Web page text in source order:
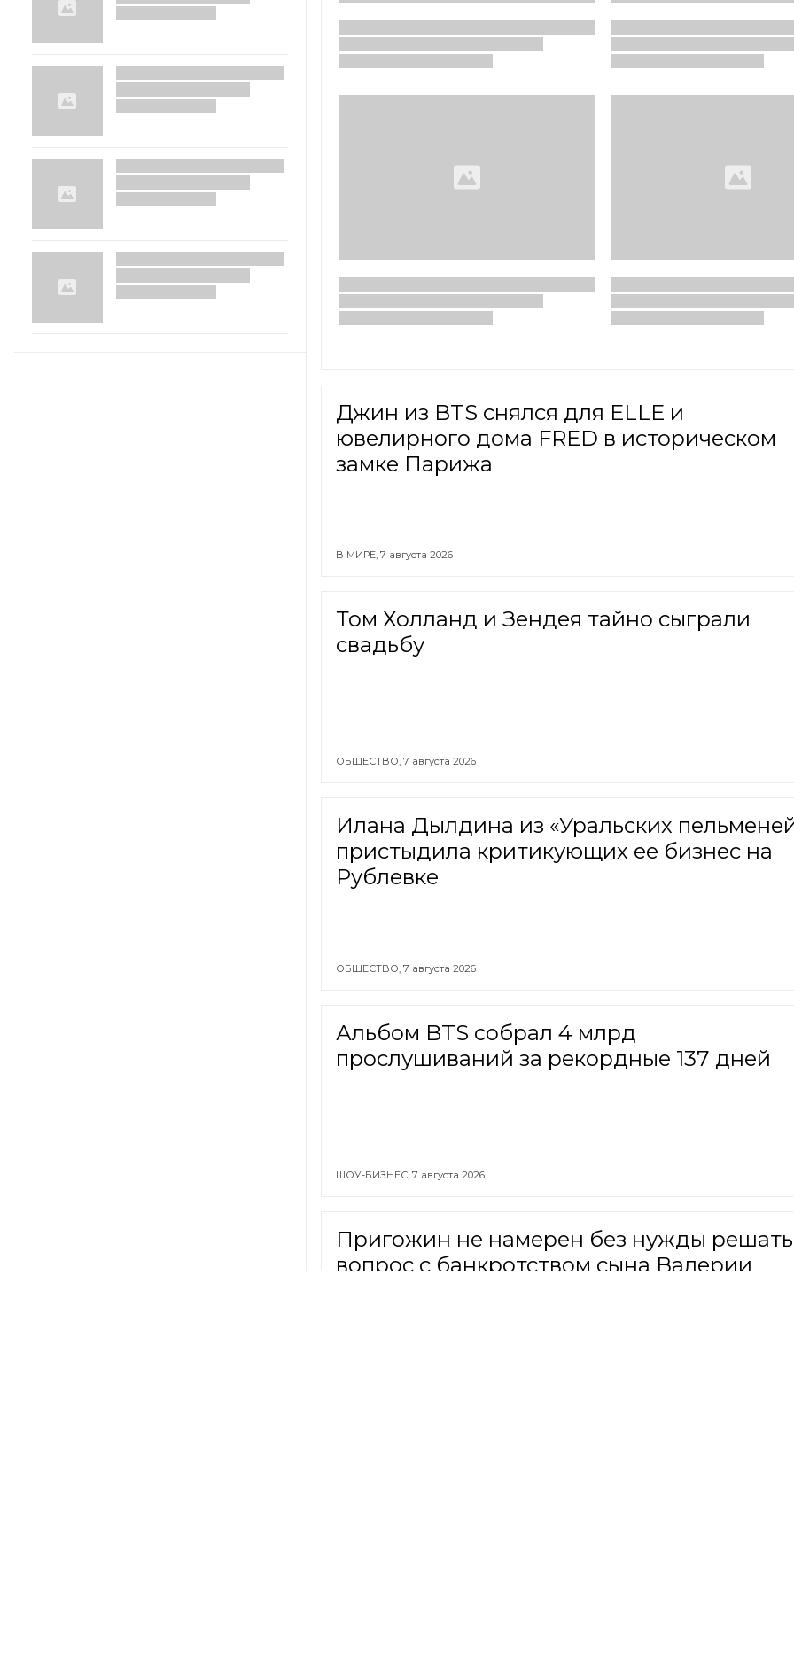
Джин из BTS снялся для ELLE и
ювелирного дома FRED в историческом
замке Парижа
В МИРЕ, 7 августа 2026
Том Холланд и Зендея тайно сыграли
свадьбу
ОБЩЕСТВО, 7 августа 2026
Илана Дылдина из «Уральских
пристыдила критикующих ее бизнес на
Рублевке
ОБЩЕСТВО, 7 августа 2026
Альбом BTS собрал 4 млрд
прослушиваний за рекордные 137 дней
ШОУ-БИЗНЕС, 7 августа 2026
Пригожин не намерен без нужды решать
вопрос с банкротством сына Валерии